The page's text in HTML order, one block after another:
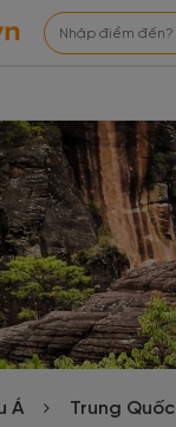
Nhập điểm đến?
Á Trung Quốc